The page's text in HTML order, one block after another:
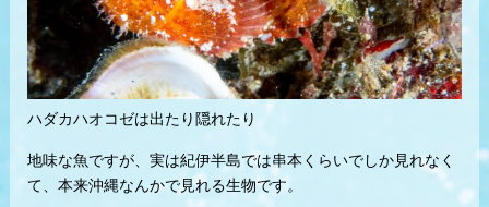
ハダカハオコゼは出たり隠れたり
地味な魚ですが、実は紀伊半島では串本くらいでしか見れなく
て、本来沖縄なんかで見れる生物です。